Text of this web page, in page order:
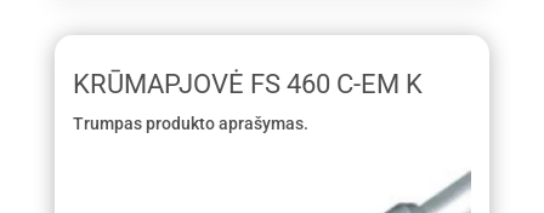
KRŪMAPJOVĖ FS 460 C-EM K
Trumpas produkto aprašymas.